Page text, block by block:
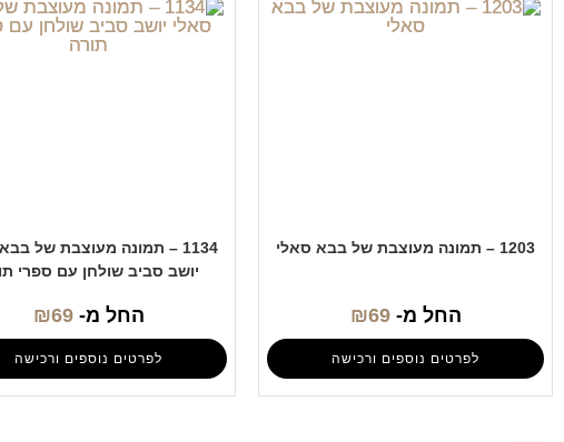
1203 – תמונה מעוצבת של בבא סאלי
החל מ- ₪69
לפרטים נוספים ורכישה
1134 – תמונה מעוצבת של
יושב סביב שולחן עם ספרי
החל מ- ₪69
לפרטים נוספים ורכישה